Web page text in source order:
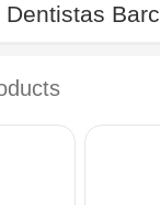
Dentistas